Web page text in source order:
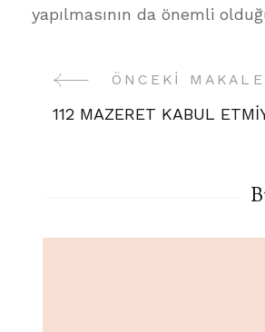
yapılmasının da önemli
YazıÖNCEKI MAKALE
112 MAZERET KABUL